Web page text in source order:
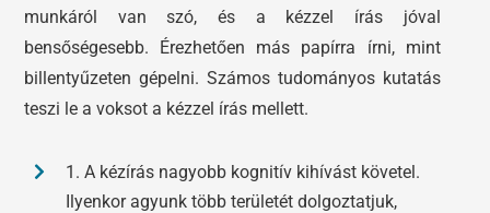
munkáról van szó, és a kézzel írás jóval
bensőségesebb. Érezhetően más papírra írni, mint
billentyűzeten gépelni. Számos tudományos kutatás
teszi le a voksot a kézzel írás mellett.
1. A kézírás nagyobb kognitív kihívást követel.
Ilyenkor agyunk több területét dolgoztatjuk,